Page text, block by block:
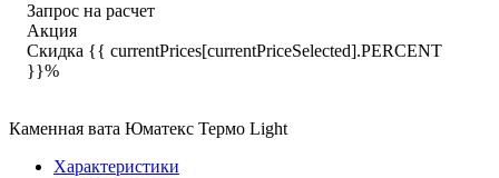
Запрос на расчет
Акция
Скидка {{ currentPrices[currentPriceSelected].PERCENT
}}%
Каменная вата Юматекс Термо Light
Характеристики